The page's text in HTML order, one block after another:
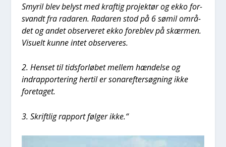
Smy­ril blev belyst med kraf­tig pro­jek­tør og ekko for­
svandt fra rada­ren. Rada­ren stod på 6 sømil områ­
det og andet obser­ve­ret ekko fore­blev på skær­men.
Visu­elt kun­ne intet obser­ve­res.
2. Hen­set til tids­for­lø­bet mel­lem hæn­del­se og
indrap­por­te­ring her­til er sona­r­ef­ter­søg­ning ikke
fore­ta­get.
3. Skrift­lig rap­port føl­ger ikke.“